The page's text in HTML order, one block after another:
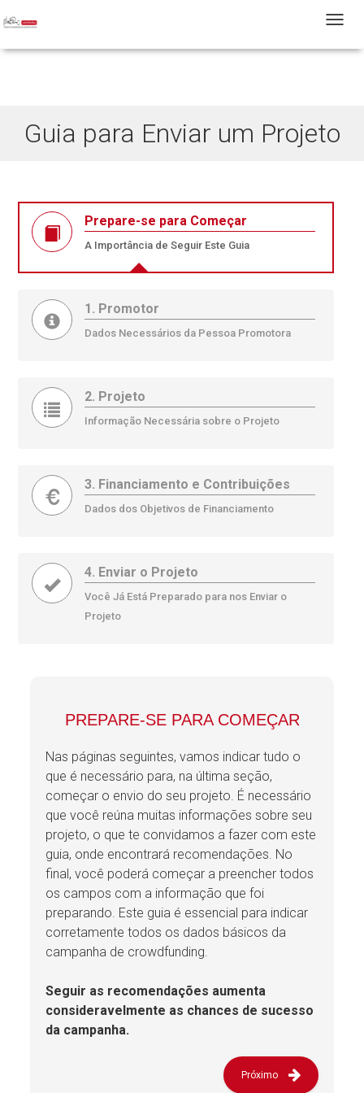
T
Guia para Enviar um Projeto
Prepare-se para Começar
A Importância de Seguir Este Guia
1. Promotor
Dados Necessários da Pessoa Promotora
2. Projeto
Informação Necessária sobre o Projeto
3. Financiamento e Contribuições
Dados dos Objetivos de Financiamento
4. Enviar o Projeto
Você Já Está Preparado para nos Enviar o
Projeto
PREPARE-SE PARA COMEÇAR
Nas páginas seguintes, vamos indicar tudo o
que é necessário para, na última seção,
começar o envio do seu projeto. É necessário
que você reúna muitas informações sobre seu
projeto, o que te convidamos a fazer com este
guia, onde encontrará recomendações. No
final, você poderá começar a preencher todos
os campos com a informação que foi
preparando. Este guia é essencial para indicar
corretamente todos os dados básicos da
campanha de crowdfunding.
Seguir as recomendações aumenta
consideravelmente as chances de sucesso
da campanha.
Próximo